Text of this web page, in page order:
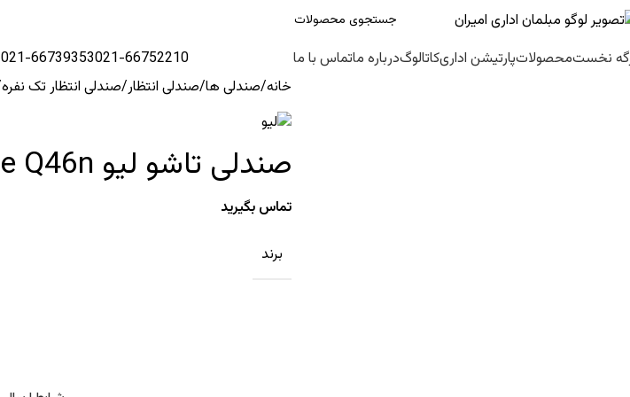
نخستمحصولاتپارتیشن اداریکاتالوگدرباره ماتماس با ما 021-66752210
021-66739353
خانه صندلی ها صندلی انتظار صندلی انتظار تک نفره
صندلی تاشو لیو Live Q46n
تماس بگیرید
برند